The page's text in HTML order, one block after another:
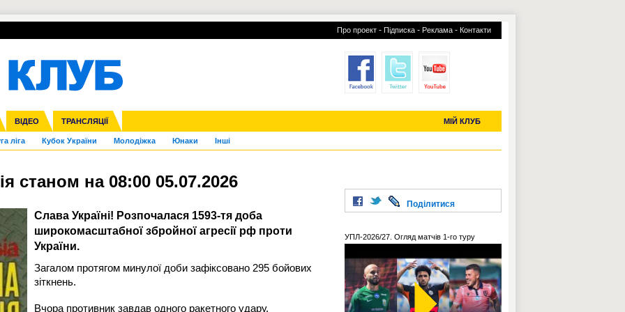
Про проект - Підписка - Реклама - Контакти
ВІДЕО ТРАНСЛЯЦІЇ МІЙ КЛУБ
ліга Кубок України Молодіжка Юнаки Інші
Ліга націй Ліга конференцій
Франція ІншіЧЄ-2015 (U-21)
УПЛ-ПЕРЕХОДИ УСІ ТРАНСФЕРИ
станом на 08:00 05.07.2026
Слава Україні! Розпочалася 1593-тя доба
широкомасштабної збройної агресії рф проти
України.
Загалом протягом минулої доби зафіксовано 295 бойових
зіткнень.
Вчора противник завдав одного ракетного удару,
Поділитися
УПЛ-2026/27. Огляд матчів 1-го туру